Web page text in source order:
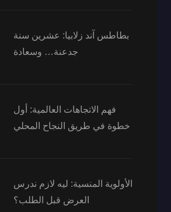
بطاطس آند زلابيا: عشرين سنة
جدعنة… وسعادة
فهم الاتجاهات العالمية: أول
خطوة في طريق النجاح المحلي
الأولوية المنسية: ليه لازم ندرس
العرض قبل الطلب؟